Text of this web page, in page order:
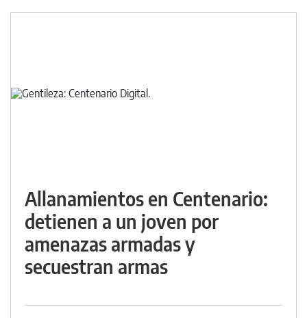
Allanamientos en Centenario:
detienen a un joven por
amenazas armadas y
secuestran armas